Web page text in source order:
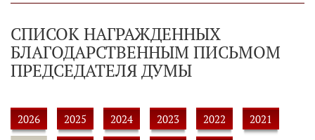
СПИСОК НАГРАЖДЕННЫХ
БЛАГОДАРСТВЕННЫМ ПИСЬМОМ
ПРЕДСЕДАТЕЛЯ ДУМЫ
2026 2025 2024 2023 2022 2021